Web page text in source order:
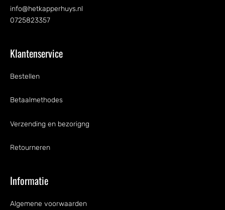
info@hetkapperhuys.nl
0725823357
Klantenservice
Bestellen
Betaalmethodes
Verzending en bezorigng
Retourneren
Informatie
Algemene voorwaarden